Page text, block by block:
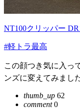
NT100クリッパー
#軽トラ最高
この顔つき気に入っ
ンズに変えてみまし
thumb_up 62
comment0